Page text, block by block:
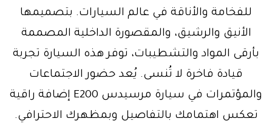
للفخامة والأناقة في عالم السيارات. بتصميمها
الأنيق والرشيق، والمقصورة الداخلية المصممة
بأرقى المواد والتشطيبات، توفر هذه السيارة تجربة
قيادة فاخرة لا تُنسى. يُعد حضور الاجتماعات
والمؤتمرات في سيارة مرسيدس E200 إضافة راقية
تعكس اهتمامك بالتفاصيل وبمظهرك الاحترافي.